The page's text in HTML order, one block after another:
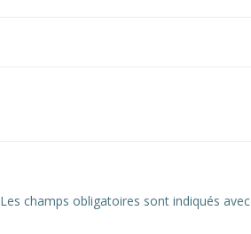
Les champs obligatoires sont indiqués avec